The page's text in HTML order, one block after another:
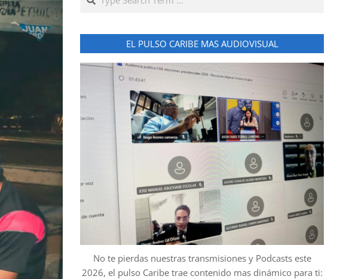
EL PULSO CARIBE MAS AUDIOVISUAL
No te pierdas nuestras transmisiones y Podcasts este
2026, el pulso Caribe trae contenido mas dinámico para ti: